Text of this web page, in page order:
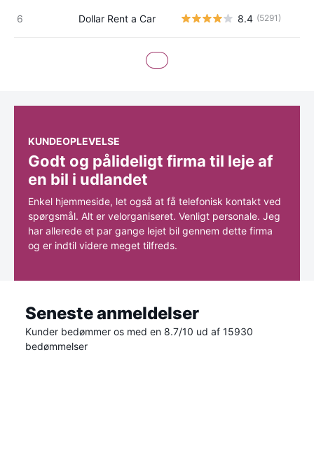
Dollar Rent a Car 8.4 (5291)
KUNDEOPLEVELSE
Godt og pålideligt firma til leje af
en bil i udlandet
Enkel hjemmeside, let også at få telefonisk kontakt ved
spørgsmål. Alt er velorganiseret. Venligt personale. Jeg
har allerede et par gange lejet bil gennem dette firma
og er indtil videre meget tilfreds.
Seneste anmeldelser
Kunder bedømmer os med en 8.7/10 ud af 15930
bedømmelser